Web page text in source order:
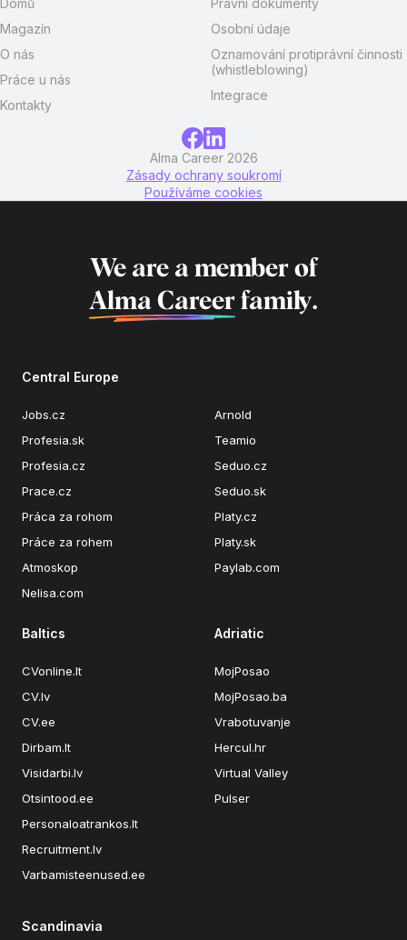
Domů
Magazín
O nás
Práce u nás
Kontakty
Právní dokumenty
Osobní údaje
Oznamování protiprávní činnosti
(whistleblowing)
Integrace
Alma Career 2026
Zásady ochrany soukromí
Používáme cookies
We are a member of
Alma Career family.
Central Europe
Jobs.cz
Profesia.sk
Profesia.cz
Prace.cz
Práca za rohom
Práce za rohem
Atmoskop
Nelisa.com
Arnold
Teamio
Seduo.cz
Seduo.sk
Platy.cz
Platy.sk
Paylab.com
Baltics
CVonline.lt
CV.lv
CV.ee
Dirbam.lt
Visidarbi.lv
Otsintood.ee
Personaloatrankos.lt
Recruitment.lv
Varbamisteenused.ee
Adriatic
MojPosao
MojPosao.ba
Vrabotuvanje
Hercul.hr
Virtual Valley
Pulser
Scandinavia